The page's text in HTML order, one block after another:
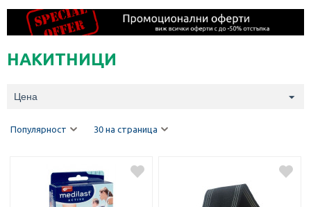
НАКИТНИЦИ
Цена
Популярност 30 на страница